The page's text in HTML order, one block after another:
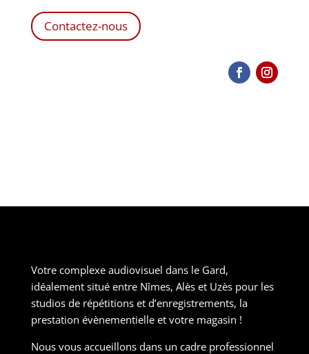
Contactez-nous
Votre complexe audiovisuel dans le Gard,
idéalement situé entre Nîmes, Alès et Uzès pour les
studios de répétitions et d’enregistrements, la
prestation évènementielle et votre magasin !
Nous vous accueillons dans un cadre professionnel